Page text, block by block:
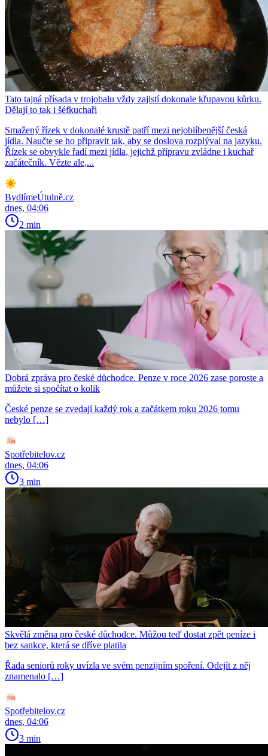
Tato tajná přísada v trojobalu vždy zajistí dokonale křupavou kůrku.
Dělají to tak i šéfkuchaři
Smažený řízek v dokonalé krustě patří mezi nejoblíbenější česká
jídla. Naučte se ho připravit tak, aby se doslova rozplýval na jazyku.
Řízek se obvykle řadí mezi jídla, jejichž přípravu zvládne i kuchař
začátečník. Vězte ale,...
BydlímeÚtulně.cz
dnes, 04:06
2 min
Dobrá zpráva pro české důchodce. Penze v roce 2026 zase poroste a
můžete si spočítat o kolik
České penze se zvedají každý rok a začátkem roku 2026 tomu
nebylo […]
Spotřebitelov.cz
dnes, 04:06
3 min
Skvělá změna pro české důchodce. Můžou teď dostat zpět peníze i
bez sankce, která se dříve platila
Řada seniorů roky uvízla ve svém penzijním spoření. Odejít z něj
znamenalo […]
Spotřebitelov.cz
dnes, 04:06
3 min